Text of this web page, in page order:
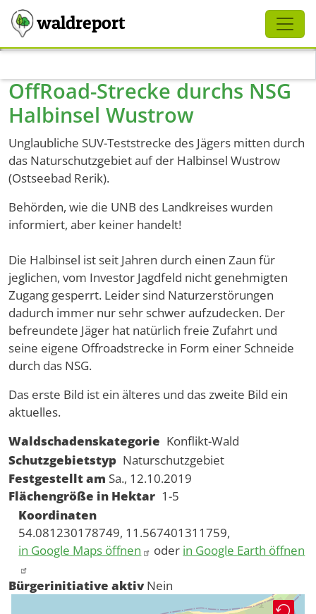
waldreport
OffRoad-Strecke durchs NSG
Halbinsel Wustrow
Unglaubliche SUV-Teststrecke des Jägers mitten durch
das Naturschutzgebiet auf der Halbinsel Wustrow
(Ostseebad Rerik).
Behörden, wie die UNB des Landkreises wurden
informiert, aber keiner handelt!
Die Halbinsel ist seit Jahren durch einen Zaun für
jeglichen, vom Investor Jagdfeld nicht genehmigten
Zugang gesperrt. Leider sind Naturzerstörungen
dadurch immer nur sehr schwer aufzudecken. Der
befreundete Jäger hat natürlich freie Zufahrt und
seine eigene Offroadstrecke in Form einer Schneide
durch das NSG.
Das erste Bild ist ein älteres und das zweite Bild ein
aktuelles.
Waldschadenskategorie Konflikt-Wald
Schutzgebietstyp Naturschutzgebiet
Festgestellt am Sa., 12.10.2019
Flächengröße in Hektar 1-5
Koordinaten
54.081230178749, 11.567401311759,
in Google Maps öffnen
oder in Google Earth öffnen
Bürgerinitiative aktiv Nein
Schliessen